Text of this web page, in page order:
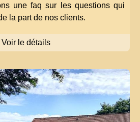
une faq sur les questions qui
la part de nos clients.
Voir le détails